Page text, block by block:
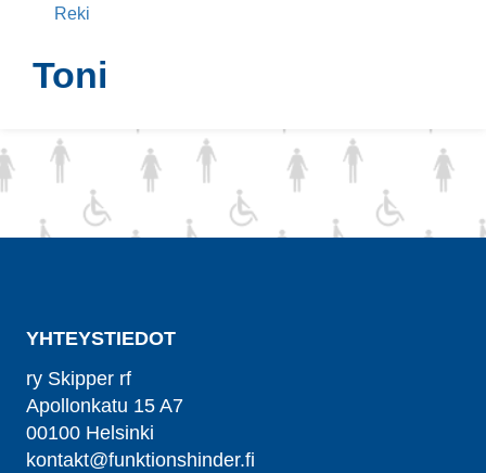
Reki
Toni
YHTEYSTIEDOT
ry Skipper rf
Apollonkatu 15 A7
00100 Helsinki
kontakt@funktionshinder.fi